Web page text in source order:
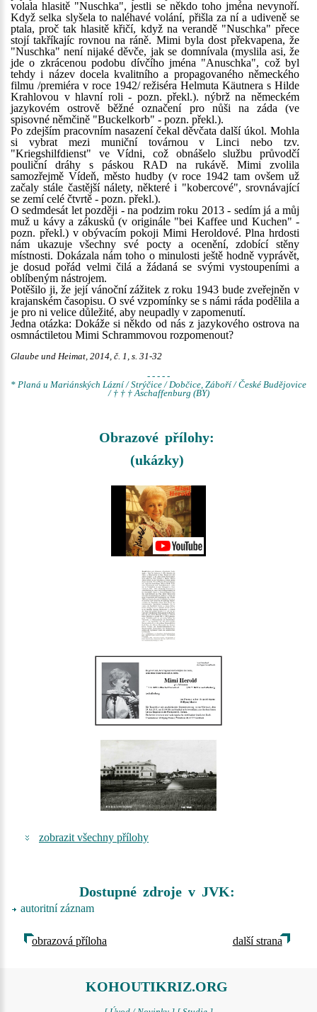
volala hlasitě "Nuschka", jestli se někdo toho jména nevynoří.
Když selka slyšela to naléhavé volání, přišla za ní a udiveně se
ptala, proč tak hlasitě křičí, když na verandě "Nuschka" přece
stojí takříkajíc rovnou na ráně. Mimi byla dost překvapena, že
"Nuschka" není nijaké děvče, jak se domnívala (myslila asi, že
jde o zkrácenou podobu dívčího jména "Anuschka", což byl
tehdy i název docela kvalitního a propagovaného německého
filmu /premiéra v roce 1942/ režiséra Helmuta Käutnera s Hilde
Krahlovou v hlavní roli - pozn. překl.). nýbrž na německém
jazykovém ostrově běžné označení pro nůši na záda (ve
spisovné němčině "Buckelkorb" - pozn. překl.).
Po zdejším pracovním nasazení čekal děvčata další úkol. Mohla
si vybrat mezi muniční továrnou v Linci nebo tzv.
"Kriegshilfdienst" ve Vídni, což obnášelo službu průvodčí
pouliční dráhy s páskou RAD na rukávě. Mimi zvolila
samozřejmě Vídeň, město hudby (v roce 1942 tam ovšem už
začaly stále častější nálety, některé i "kobercové", srovnávající
se zemí celé čtvrtě - pozn. překl.).
O sedmdesát let později - na podzim roku 2013 - sedím já a můj
muž u kávy a zákusků (v originále "bei Kaffee und Kuchen" -
pozn. překl.) v obývacím pokoji Mimi Heroldové. Plna hrdosti
nám ukazuje všechny své pocty a ocenění, zdobící stěny
místnosti. Dokázala nám toho o minulosti ještě hodně vyprávět,
je dosud pořád velmi čilá a žádaná se svými vystoupeními a
oblíbeným nástrojem.
Potěšilo ji, že její vánoční zážitek z roku 1943 bude zveřejněn v
krajanském časopisu. O své vzpomínky se s námi ráda podělila a
je pro ni velice důležité, aby neupadly v zapomenutí.
Jedna otázka: Dokáže si někdo od nás z jazykového ostrova na
osmnáctiletou Mimi Schrammovou rozpomenout?
Glaube und Heimat, 2014, č. 1, s. 31-32
- - - - -
* Planá u Mariánských Lázní / Strýčice / Dobčice, Záboří / České Budějovice
/ † † † Aschaffenburg (BY)
Obrazové přílohy:
(ukázky)
zobrazit všechny přílohy
Dostupné zdroje v JVK:
autoritní záznam
obrazová příloha další strana
KOHOUTIKRIZ.ORG